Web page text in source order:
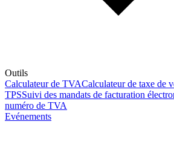
Outils
Calculateur de TVACalculateur de taxe de
TPSSuivi des mandats de facturation
numéro de TVA
Evénements